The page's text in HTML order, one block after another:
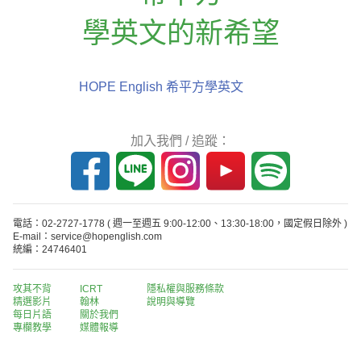
學英文的新希望
HOPE English 希平方學英文
加入我們 / 追蹤：
電話：02-2727-1778 ( 週一至週五 9:00-12:00、13:30-18:00，國定假日除外 )
E-mail：service@hopenglish.com
統編：24746401
攻其不背
精選影片
每日片語
專欄教學
ICRT
翰林
關於我們
媒體報導
隱私權與服務條款
說明與導覽